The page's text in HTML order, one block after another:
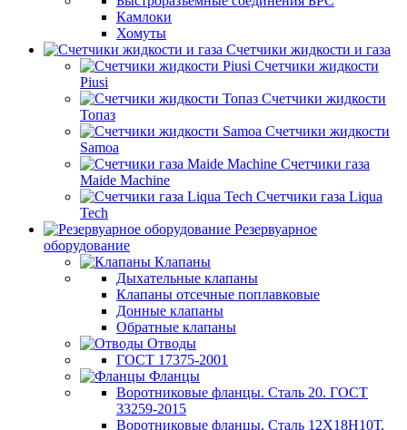
Камлоки
Хомуты
Счетчики жидкости и газа
Счетчики жидкости
Piusi
Счетчики жидкости
Топаз
Счетчики жидкости
Samoa
Счетчики газа
Maide Machine
Счетчики газа Liqua
Tech
Резервуарное
оборудование
Клапаны
Дыхательные клапаны
Клапаны отсечные поплавковые
Донные клапаны
Обратные клапаны
Отводы
ГОСТ 17375-2001
Фланцы
Воротниковые фланцы. Сталь 20. ГОСТ
33259-2015
Воротниковые фланцы. Сталь 12Х18Н10Т.